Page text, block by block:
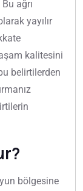
ağrı
yayılır
kalitesini
belirtilerden
bölgesine